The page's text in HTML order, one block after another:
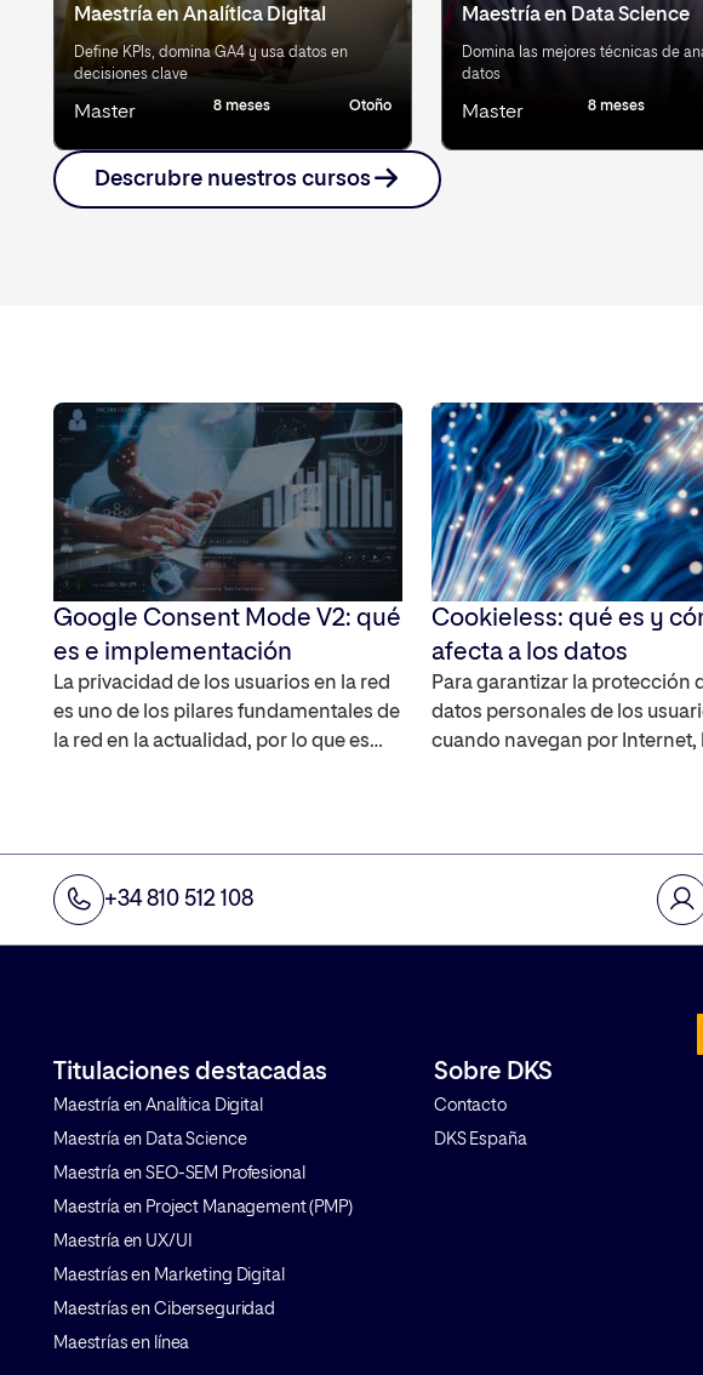
Maestría en Analítica Digital
Define KPIs, domina GA4 y usa datos en
decisiones clave
Master 8 meses Otoño
Maestría en Data Science
Domina las mejores técnicas de
datos
Master 8 meses
Descrubre nuestros cursos
Google Consent Mode V2: qué
es e implementación
La privacidad de los usuarios en la red
es uno de los pilares fundamentales de
la red en la actualidad, por lo que es
imprescindible realizar una correcta
gestión del consentimiento. Te
contamos qué es Google Consent
Mode […]
Cookieless: qué es y
afecta a los datos
Para garantizar la protección
datos personales de los
cuando navegan por Internet,
conocemos como Cookieless
web. Esto hace que las
sobre el comportamiento de
usuarios se vuelvan más
+34 810 512 108
Titulaciones destacadas
Maestría en Analítica Digital
Maestría en Data Science
Maestría en SEO-SEM Profesional
Maestría en Project Management (PMP)
Maestría en UX/UI
Maestrías en Marketing Digital
Maestrías en Ciberseguridad
Maestrías en línea
Sobre DKS
Contacto
DKS España